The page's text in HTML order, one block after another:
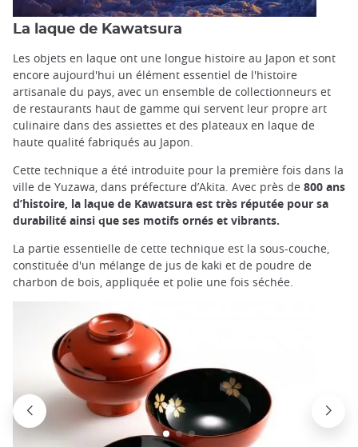
La laque de Kawatsura
Les objets en laque ont une longue histoire au Japon et sont
encore aujourd'hui un élément essentiel de l'histoire
artisanale du pays, avec un ensemble de collectionneurs et
de restaurants haut de gamme qui servent leur propre art
culinaire dans des assiettes et des plateaux en laque de
haute qualité fabriqués au Japon.
Cette technique a été introduite pour la première fois dans la
ville de Yuzawa, dans préfecture d’Akita. Avec près de 800 ans
d’histoire, la laque de Kawatsura est très réputée pour sa
durabilité ainsi que ses motifs ornés et vibrants.
La partie essentielle de cette technique est la sous-couche,
constituée d'un mélange de jus de kaki et de poudre de
charbon de bois, appliquée et polie une fois séchée.